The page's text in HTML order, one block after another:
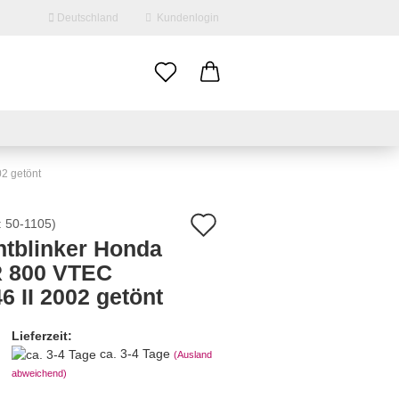
Deutschland Kundenlogin
vergessen?
getönt
50-1105)
Honda
800 VTEC
II 2002 getönt
Lieferzeit:
ca. 3-4 Tage (Ausland
abweichend)